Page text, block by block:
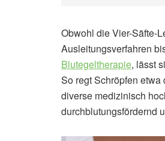
Obwohl die Vier-Säfte-
Ausleitungsverfahren
Blutegeltherapie, lässt
So regt Schröpfen
diverse medizinisch
durchblutungsfördernd